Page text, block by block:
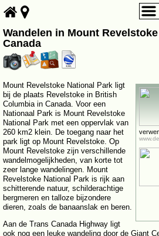
Wandelen in Mount
Canada
Mount Revelstoke National Park ligt
bij de plaats Revelstoke in British
Columbia in Canada. Voor een
Nationaal Park is Mount Revelstoke
National Park met een oppervlak van
260 km2 klein. De toegang naar het
park ligt op Mount Revelstoke. Op
Mount Revelstoke zijn verschillende
wandelmogelijkheden, van korte tot
zeer lange wandelingen. Mount
Revelstoke National Park is rijk aan
schitterende natuur, schilderachtige
bergmeren en talloze bijzondere
dieren, zoals de banaanslak en beren.
Aan de Trans Canada Highway ligt
ook nog een leuke wandeling door de Giant